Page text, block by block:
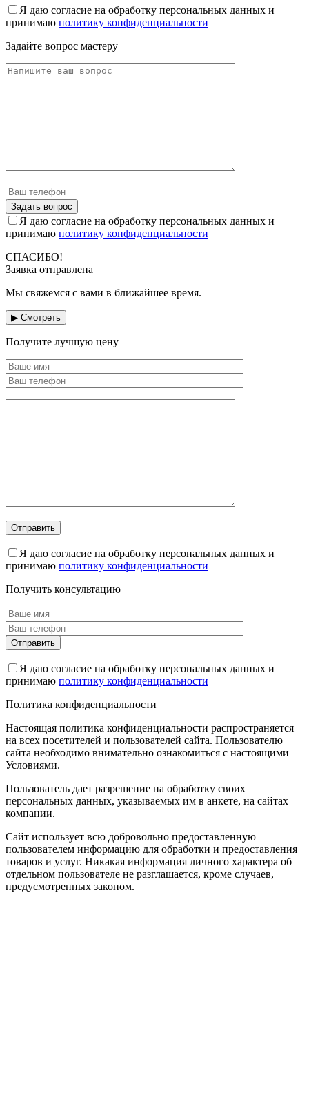
Я даю согласие на обработку персональных данных и
принимаю политику конфиденциальности
Задайте вопрос мастеру
Я даю согласие на обработку персональных данных и
принимаю политику конфиденциальности
СПАСИБО!
Заявка отправлена
Мы свяжемся с вами в ближайшее время.
▶ Смотреть
Получите лучшую цену
Я даю согласие на обработку персональных данных и
принимаю политику конфиденциальности
Получить консультацию
Я даю согласие на обработку персональных данных и
принимаю политику конфиденциальности
Политика конфиденциальности
Настоящая политика конфиденциальности распространяется
на всех посетителей и пользователей сайта. Пользователю
сайта необходимо внимательно ознакомиться с настоящими
Условиями.
Пользователь дает разрешение на обработку своих
персональных данных, указываемых им в анкете, на сайтах
компании.
Сайт использует всю добровольно предоставленную
пользователем информацию для обработки и предоставления
товаров и услуг. Никакая информация личного характера об
отдельном пользователе не разглашается, кроме случаев,
предусмотренных законом.